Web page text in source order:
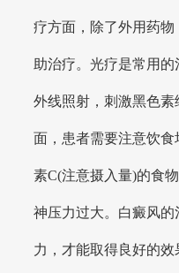
疗方面，除了外用药
助治疗。光疗是常用
外线照射，刺激黑色
面，患者需要注意饮
素C(注意摄入量)的食
神压力过大。白癜风
力，才能取得良好的